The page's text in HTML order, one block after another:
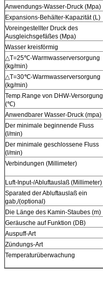
Anwendungs-Wasser-Druck (Mpa)
Expansions-Behälter-Kapazität (L)
Voreingestellter Druck des
Ausgleichsgefäßes (Mpa)
Wasser kreisförmig
△T=25℃-Warmwasserversorgung
(kg/min)
△T=30℃-Warmwasserversorgung
(kg/min)
Temp.Range von DHW-Versorgung
(℃)
Anwendbarer Wasser-Druck (mpa)
Der minimale beginnende Fluss
(l/min)
Der minimale geschlossene Fluss
(l/min)
Verbindungen (Millimeter)
Luft-Input-/Abluftauslaß (Millimeter)
Sparated der Abluftauslaß ein
gab,/(optional)
Die Länge des Kamin-Staubes (m)
Geräusche auf Funktion (DB)
Auspuff-Art
Zündungs-Art
Temperaturüberwachung